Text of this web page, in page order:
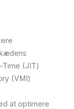
Time (JIT)
(VMI)
at optimere